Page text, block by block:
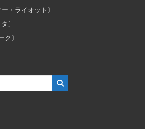
・ライオット〕
〕
ク〕